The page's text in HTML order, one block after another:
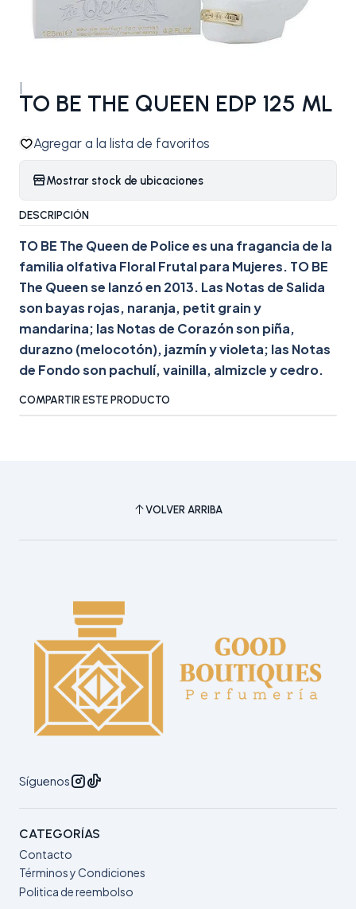
TO BE THE QUEEN EDP 125 ML
Agregar a la lista de favoritos
Mostrar stock de ubicaciones
DESCRIPCIÓN
TO BE The Queen de Police es una fragancia de la
familia olfativa Floral Frutal para Mujeres. TO BE
The Queen se lanzó en 2013. Las Notas de Salida
son bayas rojas, naranja, petit grain y
mandarina; las Notas de Corazón son piña,
durazno (melocotón), jazmín y violeta; las Notas
de Fondo son pachulí, vainilla, almizcle y cedro.
COMPARTIR ESTE PRODUCTO
VOLVER ARRIBA
Síguenos
CATEGORÍAS
Contacto
Términos y Condiciones
Politica de reembolso